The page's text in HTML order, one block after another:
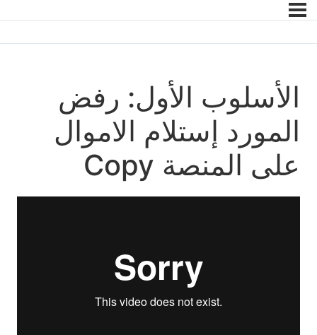
الأسلوب الأول: رفض
المورد إستلام الاموال
على المنصة Copy